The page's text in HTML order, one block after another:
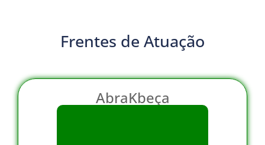
Frentes de Atuação
AbraKbeça